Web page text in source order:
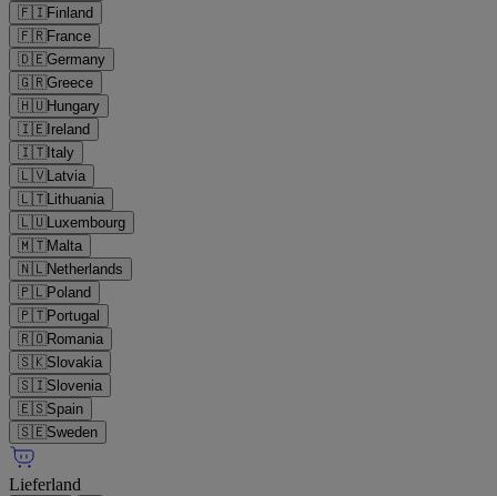
🇫🇮Finland
🇫🇷France
🇩🇪Germany
🇬🇷Greece
🇭🇺Hungary
🇮🇪Ireland
🇮🇹Italy
🇱🇻Latvia
🇱🇹Lithuania
🇱🇺Luxembourg
🇲🇹Malta
🇳🇱Netherlands
🇵🇱Poland
🇵🇹Portugal
🇷🇴Romania
🇸🇰Slovakia
🇸🇮Slovenia
🇪🇸Spain
🇸🇪Sweden
Lieferland